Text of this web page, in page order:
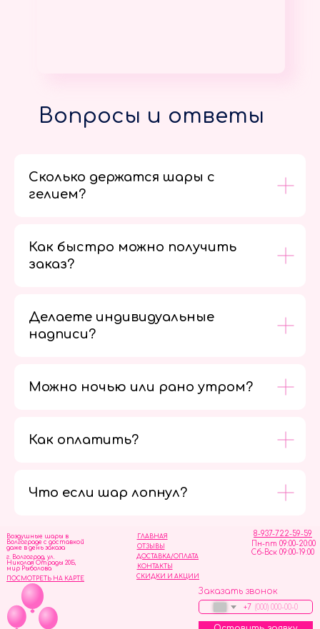
Вопросы и ответы
Сколько держатся шары с
гелием?
Как быстро можно получить
заказ?
Делаете индивидуальные
надписи?
Можно ночью или рано утром?
Как оплатить?
Что если шар лопнул?
ОТЗЫВЫ
ГЛАВНАЯ
ДОСТАВКА/ОПЛАТА
СКИДКИ И АКЦИИ
КОНТАКТЫ
8-937-722-59-59
Пн-пт 09:00-20:00
Сб-Вск 09:00-19:00
Воздушные шары в
Волгограде с доставкой
даже в день заказа
Заказать звонок
+7
г. Волгоград, ул.
Николая Отрады 20Б,
мир Рыболова
ПОСМОТРЕТЬ НА КАРТЕ